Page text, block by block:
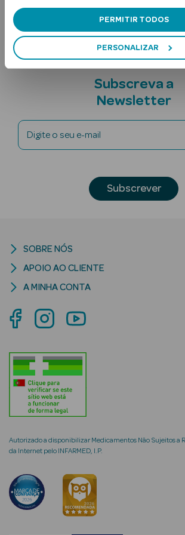
PERMITIR TODOS
PERSONALIZAR
Solares
Criança
Ver Tudo
Cosmética
Rosto
Séruns Faciais
Creme de Olhos
Anti-
Nota adicional
Subscreva a
Newsletter
Digite o seu e-mail
Subscrever
Autorizado a disponibilizar Medicamentos Não Sujeitos a
da Internet pelo INFARMED, I.P.
SOBRE NÓS
APOIO AO CLIENTE
A MINHA CONTA